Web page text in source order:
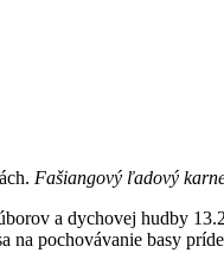
Fašiangový ľadový
a dychovej hudby
na pochovávanie basy